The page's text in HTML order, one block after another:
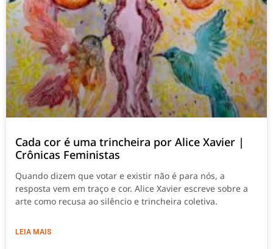
Cada cor é uma trincheira por Alice Xavier |
Crônicas Feministas
Quando dizem que votar e existir não é para nós, a
resposta vem em traço e cor. Alice Xavier escreve sobre a
arte como recusa ao silêncio e trincheira coletiva.
LEIA MAIS